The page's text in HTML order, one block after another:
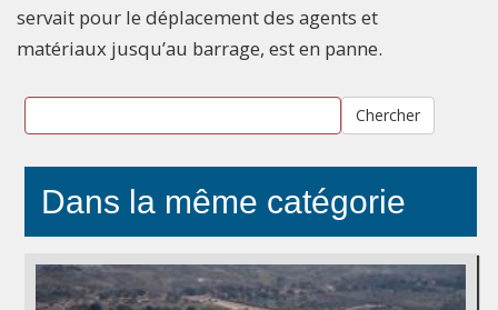
servait pour le déplacement des agents et
matériaux jusqu’au barrage, est en panne.
Chercher
Dans la même catégorie